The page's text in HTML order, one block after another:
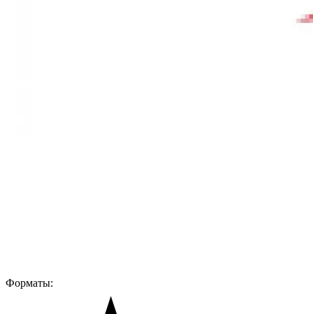
Форматы: